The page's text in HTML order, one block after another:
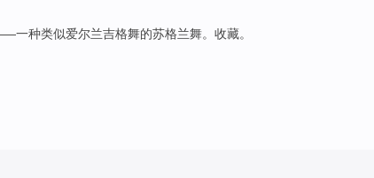
一种类似爱尔兰吉格舞的苏格兰舞。收藏。